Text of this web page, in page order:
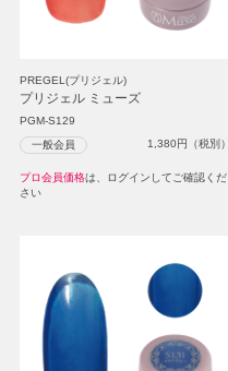
PREGEL(プリジェル)
プリジェル ミューズ
PGM-S129
一般会員 1,380円（税別）
プロ会員価格は、ログインしてご確認くだ
さい